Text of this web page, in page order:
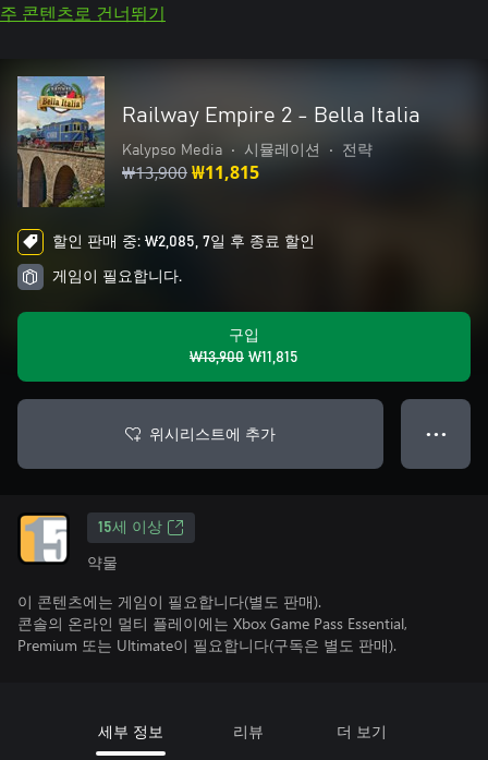
주 콘텐츠로 건너뛰기
Railway Empire 2 - Bella Italia
Kalypso Media • 시뮬레이션 • 전략
₩13,900₩11,815
할인 판매 중: ₩2,085, 7일 후 종료 할인
게임이 필요합니다.
구입
₩13,900 ₩11,815
위시리스트에 추가 ● ● ●
15세 이상
약물
이 콘텐츠에는 게임이 필요합니다(별도 판매).
콘솔의 온라인 멀티 플레이에는 Xbox Game Pass Essential,
Premium 또는 Ultimate이 필요합니다(구독은 별도 판매).
세부 정보 리뷰 더 보기